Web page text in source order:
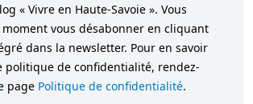
« Vivre en Haute-Savoie ». Vous
vous désabonner en cliquant
dans la newsletter. Pour en savoir
politique de confidentialité, rendez-
page Politique de confidentialité.